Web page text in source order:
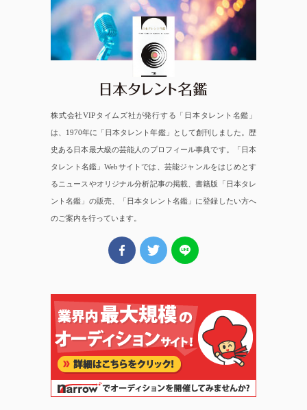
日本タレント名鑑
株式会社VIPタイムズ社が発行する「日本タレント名鑑」
は、1970年に「日本タレント年鑑」として創刊しました。歴
史ある日本最大級の芸能人のプロフィール事典です。「日本
タレント名鑑」Webサイトでは、芸能ジャンルをはじめとす
るニュースやオリジナル分析記事の掲載、書籍版「日本タレ
ント名鑑」の販売、「日本タレント名鑑」に登録したい方へ
のご案内を行っています。